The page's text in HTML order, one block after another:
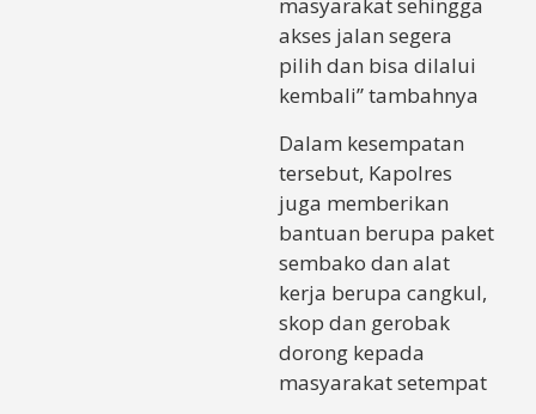
akses jalan segera
pilih dan bisa dilalui
kembali” tambahnya
Dalam kesempatan
tersebut, Kapolres
juga memberikan
bantuan berupa paket
sembako dan alat
kerja berupa cangkul,
skop dan gerobak
dorong kepada
masyarakat setempat